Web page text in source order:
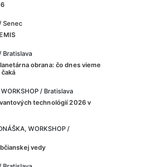
/ Senec
/ Bratislava
obrana: čo dnes vieme
/ Bratislava
technológií 2026 v
WORKSHOP /
vedy